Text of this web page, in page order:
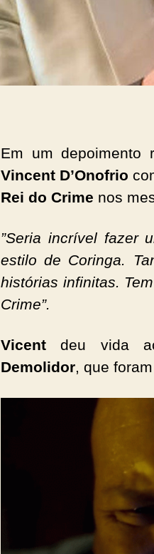
Em um depoimento
Vincent D’Onofrio
Rei do Crime nos
”Seria incrível fazer
estilo de Coringa.
histórias infinitas.
Crime”.
Vicent deu vida
Demolidor, que